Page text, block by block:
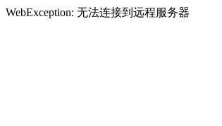
WebException: 无法连接到远程服务器